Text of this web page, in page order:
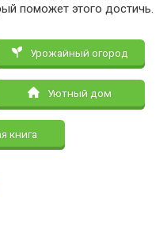
поможет этого достичь.
Урожайный огород
Уютный дом
книга